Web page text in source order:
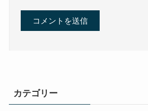
カテゴリー